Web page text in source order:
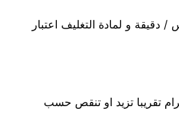
50-80 كيس / دقيقة و لمادة التغليف اعتبار
300 كيلو جرام تقريبا تزيد او تنقص حسب